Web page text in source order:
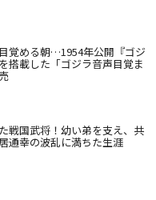
覚める朝…1954年公開『ゴジ
搭載した「ゴジラ音声目覚ま
戦国武将！幼い弟を支え、共
通幸の波乱に満ちた生涯